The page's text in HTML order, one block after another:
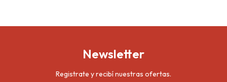
Newsletter
Registrate y recibí nuestras ofertas.